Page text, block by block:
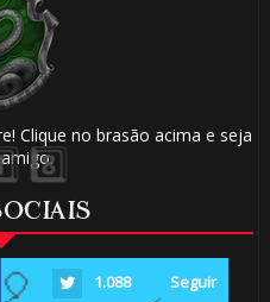
Clique no brasão acima e seja
1.088 Seguir